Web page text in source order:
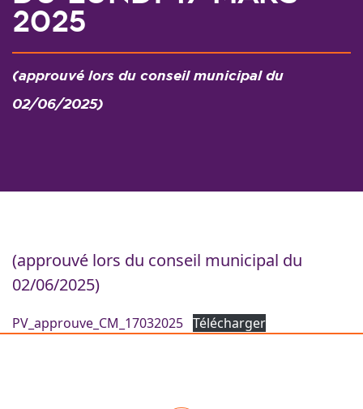
2025
(approuvé lors du conseil municipal du
02/06/2025)
(approuvé lors du conseil municipal du
02/06/2025)
PV_approuve_CM_17032025 Télécharger